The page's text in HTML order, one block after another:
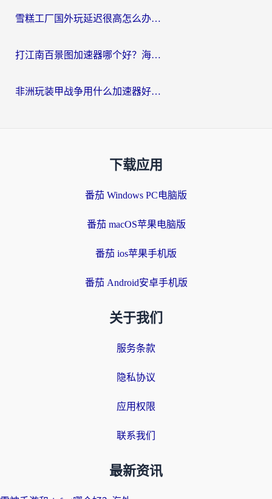
雪糕工厂国外玩延迟很高怎么办？海外玩家国服游戏加速终极攻略（附实测推荐）
打江南百景图加速器哪个好？海外党踩坑N次后，终于找到不卡的秘诀
非洲玩装甲战争用什么加速器好？海外党亲测有效的国服游戏加速方案
下载应用
番茄 Windows PC电脑版
番茄 macOS苹果电脑版
番茄 ios苹果手机版
番茄 Android安卓手机版
关于我们
服务条款
隐私协议
应用权限
联系我们
最新资讯